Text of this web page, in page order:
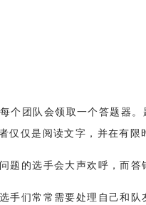
个团队会领取一个答题器
仅仅是阅读文字，并在有
题的选手会大声欢呼，而
手们常常需要处理自己和